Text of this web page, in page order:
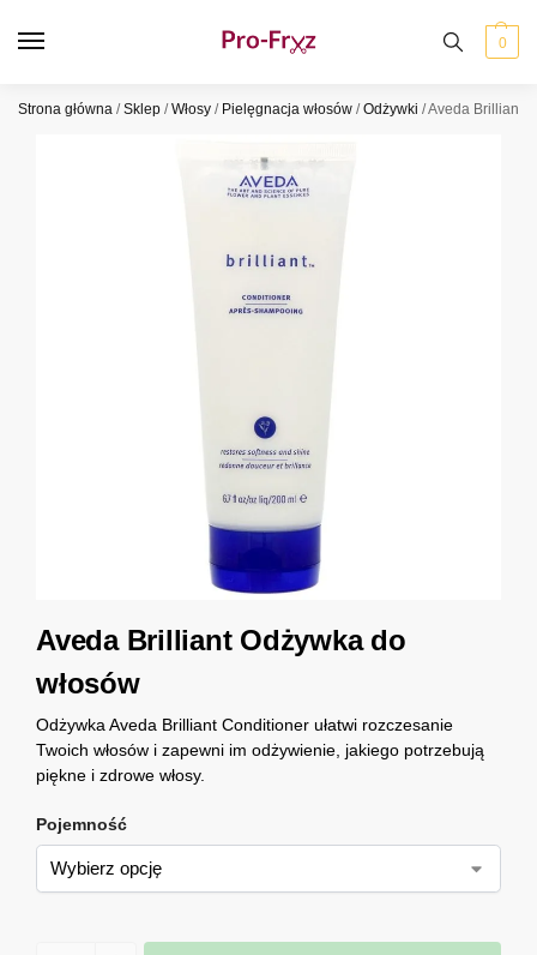
0
Strona główna /Sklep /Włosy / Pielęgnacja włosów /Odżywki /Aveda Brilliant
Aveda Brilliant Odżywka do
włosów
Odżywka Aveda Brilliant Conditioner ułatwi rozczesanie
Twoich włosów i zapewni im odżywienie, jakiego potrzebują
piękne i zdrowe włosy.
Pojemność